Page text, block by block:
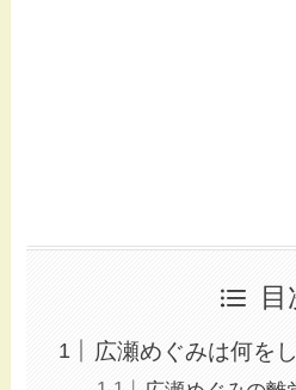
目
広瀬めぐみは何を